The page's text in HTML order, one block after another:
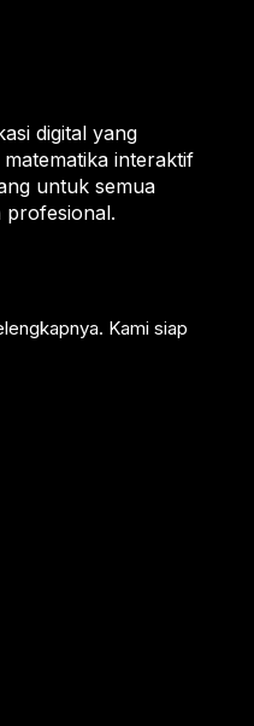
digital yang
interaktif
untuk semua
profesional.
Kami siap